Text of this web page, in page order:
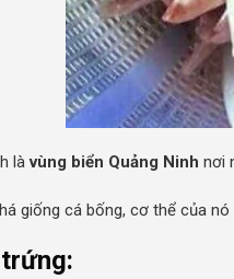
làvùng biển Quảng Ninh nơi
giống cá bống, cơ thể của